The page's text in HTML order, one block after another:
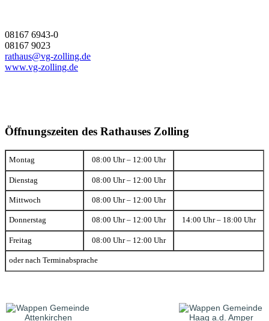
08167 6943-0
08167 9023
rathaus@vg-zolling.de
www.vg-zolling.de
Öffnungszeiten des Rathauses Zolling
Montag 08:00 Uhr – 12:00 Uhr
Dienstag 08:00 Uhr – 12:00 Uhr
Mittwoch 08:00 Uhr – 12:00 Uhr
Donnerstag 08:00 Uhr – 12:00 Uhr 14:00 Uhr – 18:00 Uhr
Freitag 08:00 Uhr – 12:00 Uhr
oder nach Terminabsprache